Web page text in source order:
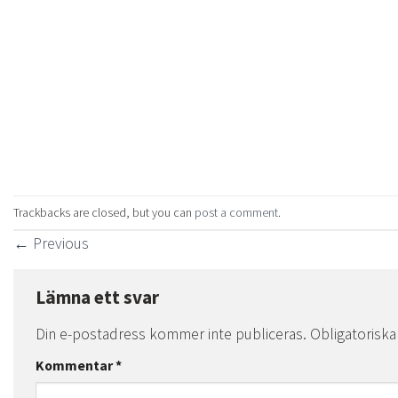
Trackbacks are closed, but you can post a comment.
← Previous
Lämna ett svar
Din e-postadress kommer inte publiceras.
Kommentar*